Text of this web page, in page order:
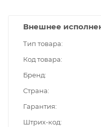
Внешнее
Тип товара
Код товара
Бренд
Страна
Гарантия
Штрих-код